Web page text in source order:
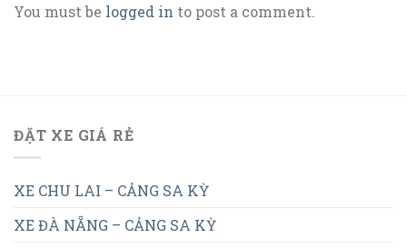
You must be logged in to post a comment.
ĐẶT XE GIÁ RẺ
XE CHU LAI – CẢNG SA KỲ
XE ĐÀ NẴNG – CẢNG SA KỲ